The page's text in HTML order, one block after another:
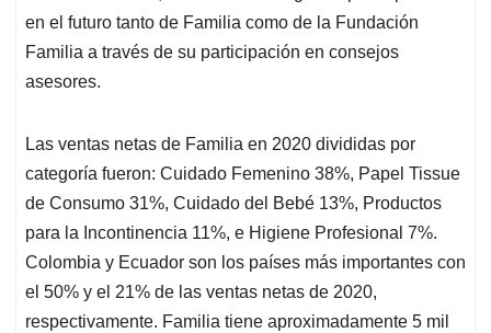
en el futuro tanto de Familia como de la Fundación
Familia a través de su participación en consejos
asesores.
Las ventas netas de Familia en 2020 divididas por
categoría fueron: Cuidado Femenino 38%, Papel Tissue
de Consumo 31%, Cuidado del Bebé 13%, Productos
para la Incontinencia 11%, e Higiene Profesional 7%.
Colombia y Ecuador son los países más importantes con
el 50% y el 21% de las ventas netas de 2020,
respectivamente. Familia tiene aproximadamente 5 mil